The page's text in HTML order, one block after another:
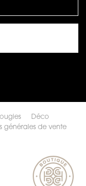
Déco
générales de vente